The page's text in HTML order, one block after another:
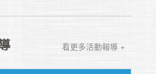
看更多活動報導 +